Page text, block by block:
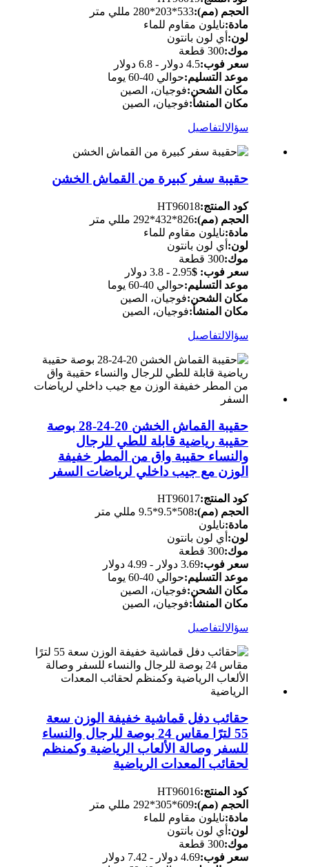
الحجم (مم):533*203*280 مللي متر
مادة:نايلون مقاوم للماء
لون: أي لون بانتون
موك:300 قطعة
سعر فوب:4.5 دولار - 6.8 دولار
موعد التسليم:حوالي 40-60 يوما
مكان الشحن:فوجيان، الصين
مكان المنشأ:فوجيان، الصين
سؤالالتفاصيل
حقيبة سفر كبيرة من القماش الخشن
كود المنتج:HT96018
الحجم (مم):826*432*292 مللي متر
مادة:نايلون مقاوم للماء
لون: أي لون بانتون
موك:300 قطعة
سعر فوب: $2.95 - 3.8 دولار
موعد التسليم:حوالي 40-60 يوما
مكان الشحن:فوجيان، الصين
مكان المنشأ:فوجيان، الصين
سؤالالتفاصيل
حقيبة القماش الخشن 20-24-28 بوصة
حقيبة رياضية قابلة للطي للرجال
والنساء حقيبة واق من المطر خفيفة
الوزن مع جيب داخلي لرياضات السفر
كود المنتج:HT96017
الحجم (مم):508*9.5*9.5 مللي متر
مادة:نايلون
لون: أي لون بانتون
موك:300 قطعة
سعر فوب:3.69 دولار - 4.99 دولار
موعد التسليم:حوالي 40-60 يوما
مكان الشحن:فوجيان، الصين
مكان المنشأ:فوجيان، الصين
سؤالالتفاصيل
حقائب دفل قماشية خفيفة الوزن سعة
55 لترًا مقاس 24 بوصة للرجال والنساء
للسفر وصالة الألعاب الرياضية وكمنظم
لحقائب المعدات الرياضية
كود المنتج:HT96016
الحجم (مم):609*305*292 مللي متر
مادة:نايلون مقاوم للماء
لون: أي لون بانتون
موك:300 قطعة
سعر فوب:4.69 دولار - 7.42 دولار